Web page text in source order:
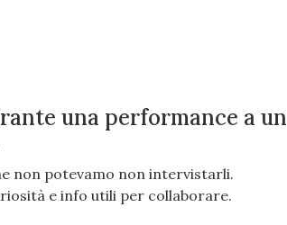
una performance a un
non potevamo non intervistarli.
e info utili per collaborare.